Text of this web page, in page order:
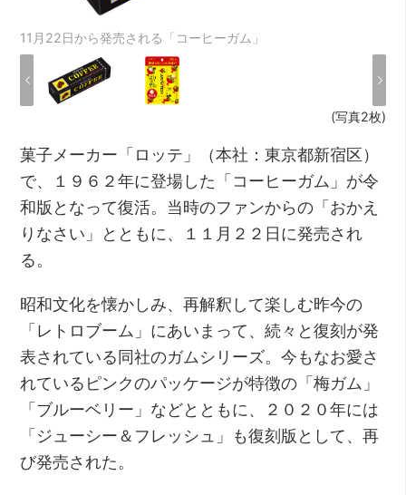
11月22日から発売される「コーヒーガム」
(写真2枚)
菓子メーカー「ロッテ」（本社：東京都新宿区）
で、１９６２年に登場した「コーヒーガム」が令
和版となって復活。当時のファンからの「おかえ
りなさい」とともに、１１月２２日に発売され
る。
昭和文化を懐かしみ、再解釈して楽しむ昨今の
「レトロブーム」にあいまって、続々と復刻が発
表されている同社のガムシリーズ。今もなお愛さ
れているピンクのパッケージが特徴の「梅ガム」
「ブルーベリー」などとともに、２０２０年には
「ジューシー＆フレッシュ」も復刻版として、再
び発売された。